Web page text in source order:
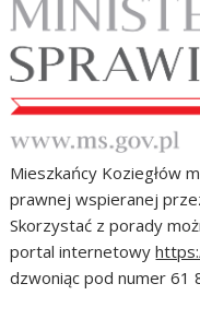
Mieszkańcy Koziegłów
prawnej wspieranej
Skorzystać z porady
portal internetowy
dzwoniąc pod numer 61